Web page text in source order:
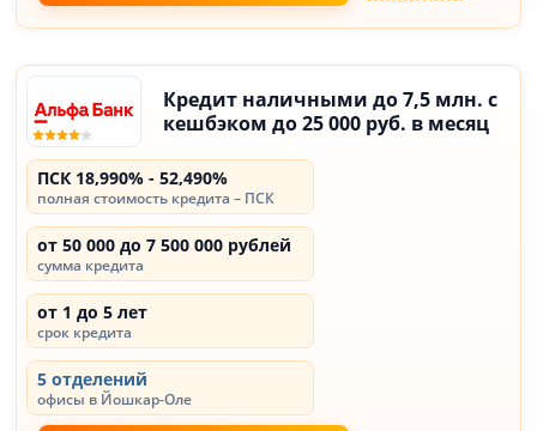
Кредит наличными до 7,5 млн. с
кешбэком до 25 000 руб. в месяц
ПСК 18,990% - 52,490%
полная стоимость кредита – ПСК
от 50 000 до 7 500 000 рублей
сумма кредита
от 1 до 5 лет
срок кредита
5 отделений
офисы в Йошкар-Оле